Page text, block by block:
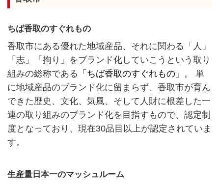
ちば香取のすぐれもの
香取市にある優れた地域産品、それに関わる「人」
「志」「拘り」をブランド化していこうという取り
組みの総称である 「ちば香取のすぐれもの」 。 単
に地域産品のブランド化に留まらず、香取市が育ん
できた歴史、文化、気風、そして人財に根差した一
連の取り組みのブランド化を目指すもので、認定制
度となっており、現在30品目以上が認定されていま
す。
生産量日本一のマッシュルーム